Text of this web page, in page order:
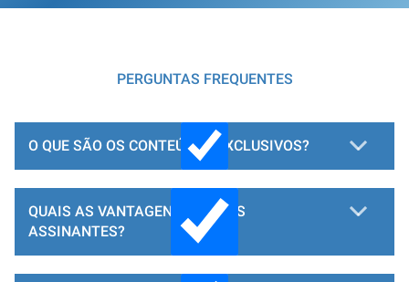
PERGUNTAS FREQUENTES
O QUE SÃO OS CONTEÚDOS EXCLUSIVOS?
QUAIS AS VANTAGENS PARA OS
ASSINANTES?